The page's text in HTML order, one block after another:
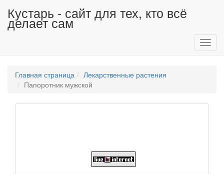
Кустарь - сайт для тех, кто всё
делает сам
Главная страница
Лекарственные растения
Папоротник мужской